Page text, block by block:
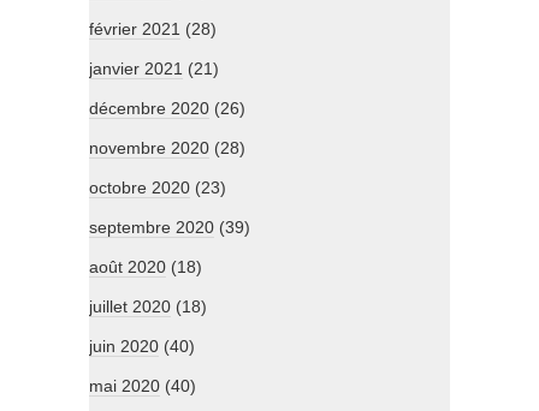
février 2021 (28)
janvier 2021 (21)
décembre 2020 (26)
novembre 2020 (28)
octobre 2020 (23)
septembre 2020 (39)
août 2020 (18)
juillet 2020 (18)
juin 2020 (40)
mai 2020 (40)